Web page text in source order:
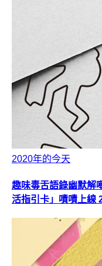
2020年的今天
趣味毒舌語錄幽默解
活指引卡」嘖嘖上線